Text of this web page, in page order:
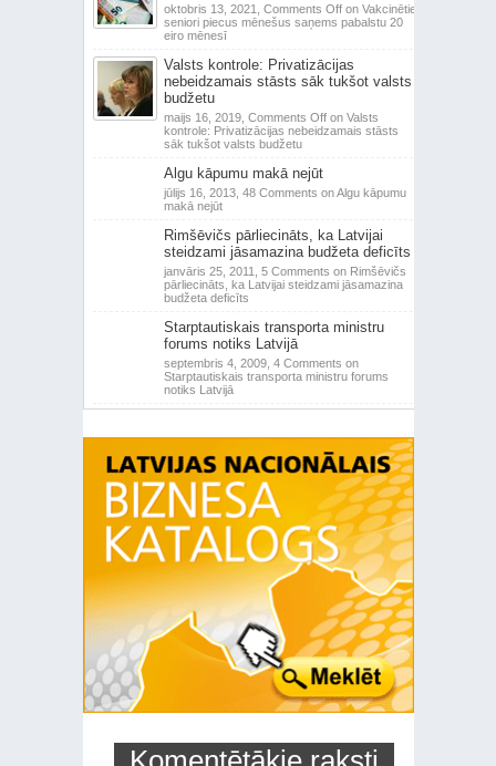
oktobris 13, 2021, Comments Offon Vakcinētie
seniori piecus mēnešus saņems pabalstu 20
eiro mēnesī
Valsts kontrole: Privatizācijas
nebeidzamais stāsts sāk tukšot valsts
budžetu
maijs 16, 2019, Comments Offon Valsts
kontrole: Privatizācijas nebeidzamais stāsts
sāk tukšot valsts budžetu
Algu kāpumu makā nejūt
jūlijs 16, 2013, 48 Comments on Algu kāpumu
makā nejūt
Rimšēvičs pārliecināts, ka Latvijai
steidzami jāsamazina budžeta deficīts
janvāris 25, 2011, 5 Comments on Rimšēvičs
pārliecināts, ka Latvijai steidzami jāsamazina
budžeta deficīts
Starptautiskais transporta ministru
forums notiks Latvijā
septembris 4, 2009, 4 Comments on
Starptautiskais transporta ministru forums
notiks Latvijā